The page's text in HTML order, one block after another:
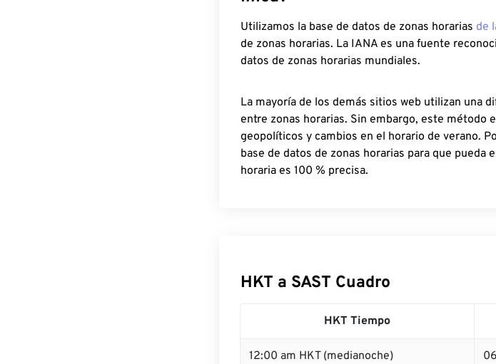
Utilizamos la base de datos de zonas horarias de
de zonas horarias. La IANA es una fuente
datos de zonas horarias mundiales.
La mayoría de los demás sitios web utilizan una
entre zonas horarias. Sin embargo, este método
geopolíticos y cambios en el horario de verano.
base de datos de zonas horarias para que
horaria es 100 % precisa.
HKT a SAST Cuadro
HKT Tiempo
12:00 am HKT (medianoche)